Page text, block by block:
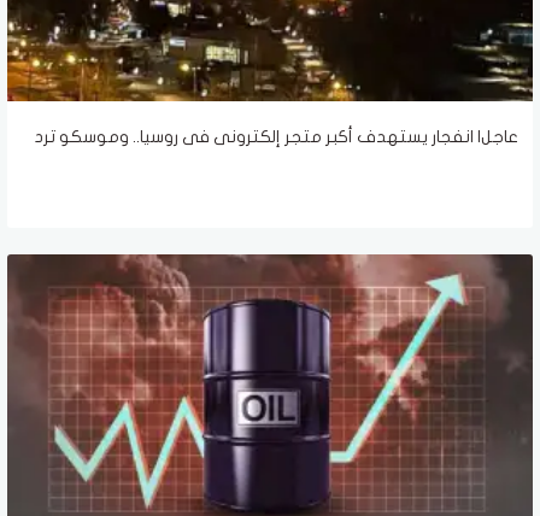
عاجل| انفجار يستهدف أكبر متجر إلكترونى فى روسيا.. وموسكو ترد